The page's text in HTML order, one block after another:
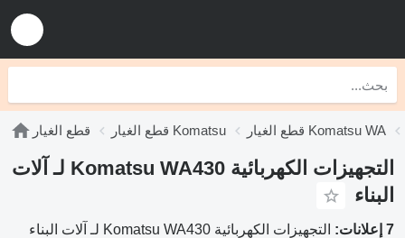
قطع الغيار قطع الغيار Komatsu قطع الغيار Komatsu WA
التجهيزات الكهربائية Komatsu WA430 لـ آلات
البناء
7 إعلانات: التجهيزات الكهربائية Komatsu WA430 لـ آلات البناء